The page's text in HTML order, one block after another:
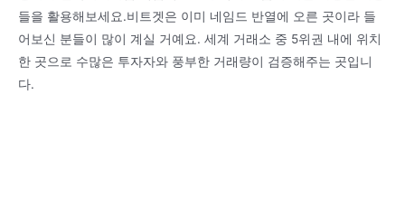
들을 활용해보세요.비트겟은 이미 네임드 반열에 오른 곳이라 들
어보신 분들이 많이 계실 거예요. 세계 거래소 중 5위권 내에 위치
한 곳으로 수많은 투자자와 풍부한 거래량이 검증해주는 곳입니
다.